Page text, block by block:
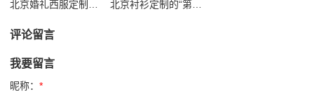
北京衬衫定制的“第二层肌肤”：一场关于分寸与体面的对话
评论留言
我要留言
昵称： *